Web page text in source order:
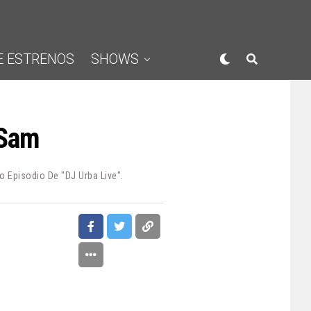
ESTRENOS SHOWS
Episodio De "DJ Urba Live".